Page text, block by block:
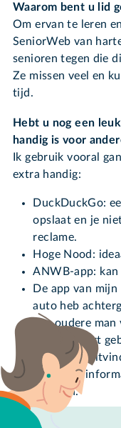
Waarom bent u lid
Om ervan te leren
SeniorWeb van
senioren tegen die
Ze missen veel en
tijd.
Hebt u nog een
handig is voor
Ik gebruik vooral
extra handig:
DuckDuckGo:
opslaat en je
reclame.
Hoge Nood:
ANWB-app:
De app van
auto heb
een oudere man
En sinds kort
geweldige
medische
vertalen.